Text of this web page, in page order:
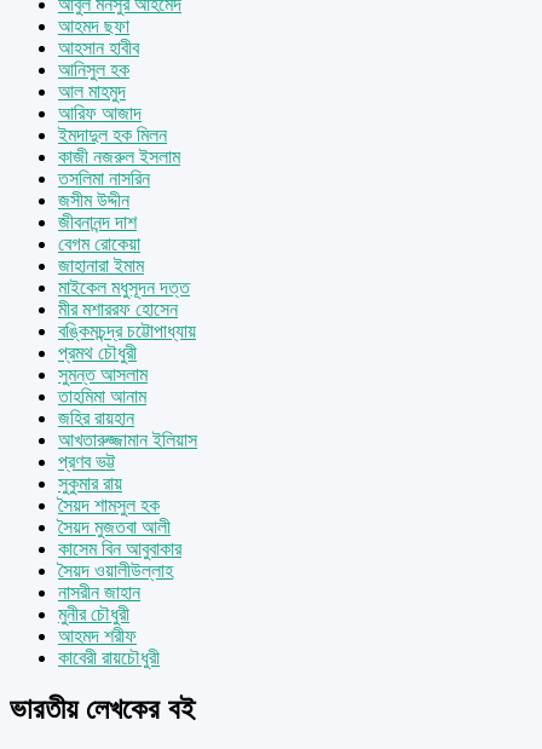
আহমদ ছফা
আহসান হাবীব
আনিসুল হক
আল মাহমুদ
আরিফ আজাদ
ইমদাদুল হক মিলন
কাজী নজরুল ইসলাম
তসলিমা নাসরিন
জসীম উদ্দীন
জীবনানন্দ দাশ
বেগম রোকেয়া
জাহানারা ইমাম
মাইকেল মধুসূদন দত্ত
মীর মশাররফ হোসেন
বঙ্কিমচন্দ্র চট্টোপাধ্যায়
প্রমথ চৌধুরী
সুমন্ত আসলাম
তাহমিমা আনাম
জহির রায়হান
আখতারুজ্জামান ইলিয়াস
প্রণব ভট্ট
সুকুমার রায়
সৈয়দ শামসুল হক
সৈয়দ মুজতবা আলী
কাসেম বিন আবুবাকার
সৈয়দ ওয়ালীউল্লাহ
নাসরীন জাহান
মুনীর চৌধুরী
আহমদ শরীফ
কাবেরী রায়চৌধুরী
ভারতীয় লেখকের বই